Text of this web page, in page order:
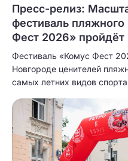
Пресс-релиз:
фестиваль
Фест 2026»
Фестиваль «Комус Фест
Новгороде ценителей
самых летних видов